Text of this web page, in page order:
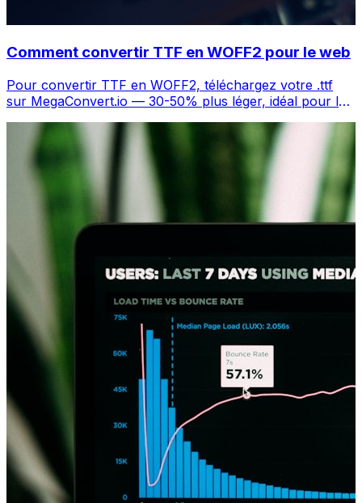
Comment convertir TTF en WOFF2 pour le web
Pour convertir TTF en WOFF2, téléchargez votre .ttf
sur MegaConvert.io — 30-50% plus léger, idéal pour le